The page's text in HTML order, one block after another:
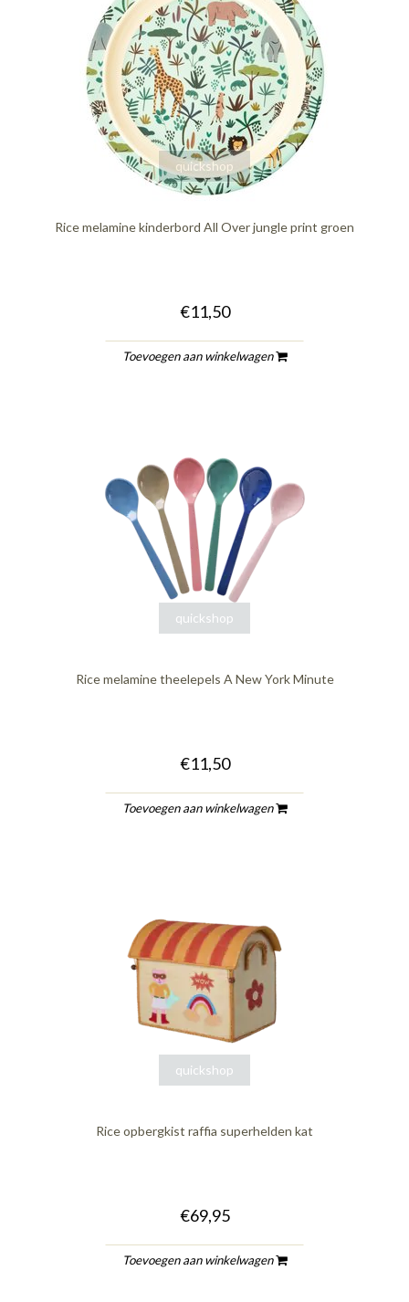
quickshop
Rice melamine kinderbord All Over jungle print groen
€11,50
Toevoegen aan winkelwagen
quickshop
Rice melamine theelepels A New York Minute
€11,50
Toevoegen aan winkelwagen
quickshop
Rice opbergkist raffia superhelden kat
€69,95
Toevoegen aan winkelwagen